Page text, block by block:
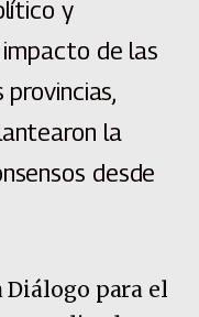
y
de las
la
desde
para el